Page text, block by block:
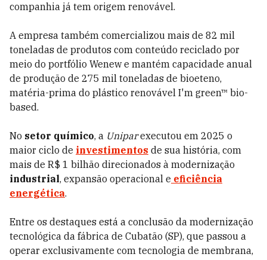
companhia já tem origem renovável.
A empresa também comercializou mais de 82 mil
toneladas de produtos com conteúdo reciclado por
meio do portfólio Wenew e mantém capacidade anual
de produção de 275 mil toneladas de bioeteno,
matéria-prima do plástico renovável I'm green™ bio-
based.
No setor químico, a Uniparexecutou em 2025 o
maior ciclo de investimentos de sua história, com
mais de R$ 1 bilhão direcionados à modernização
industrial, expansão operacional e eficiência
energética.
Entre os destaques está a conclusão da modernização
tecnológica da fábrica de Cubatão (SP), que passou a
operar exclusivamente com tecnologia de membrana,